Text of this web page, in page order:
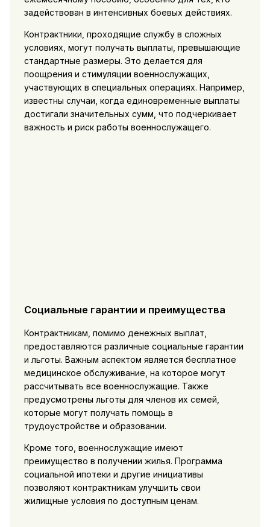
задействован в интенсивных боевых действиях.
Контрактники, проходящие службу в сложных
условиях, могут получать выплаты, превышающие
стандартные размеры. Это делается для
поощрения и стимуляции военнослужащих,
участвующих в специальных операциях. Например,
известны случаи, когда единовременные выплаты
достигали значительных сумм, что подчеркивает
важность и риск работы военнослужащего.
Социальные гарантии и преимущества
Контрактникам, помимо денежных выплат,
предоставляются различные социальные гарантии
и льготы. Важным аспектом является бесплатное
медицинское обслуживание, на которое могут
рассчитывать все военнослужащие. Также
предусмотрены льготы для членов их семей,
которые могут получать помощь в
трудоустройстве и образовании.
Кроме того, военнослужащие имеют
преимущество в получении жилья. Программа
социальной ипотеки и другие инициативы
позволяют контрактникам улучшить свои
жилищные условия по доступным ценам.